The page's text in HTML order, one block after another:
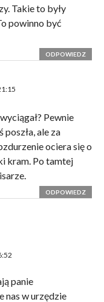
Takie to były
powinno być
ODPOWIEDZ
Pewnie
poszła, ale za
ociera się o
kram. Po tamtej
ODPOWIEDZ
panie
nas w urzędzie